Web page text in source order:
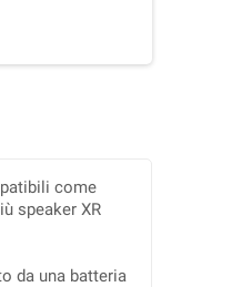
come
speaker XR
da una batteria